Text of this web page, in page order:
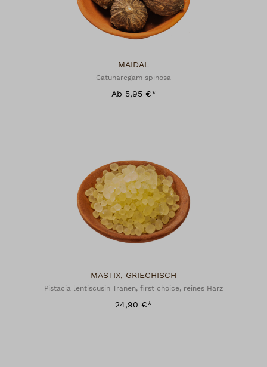
MAIDAL
Catunaregam spinosa
Ab 5,95 €*
MASTIX, GRIECHISCH
Pistacia lentiscusin Tränen, first choice, reines Harz
24,90 €*